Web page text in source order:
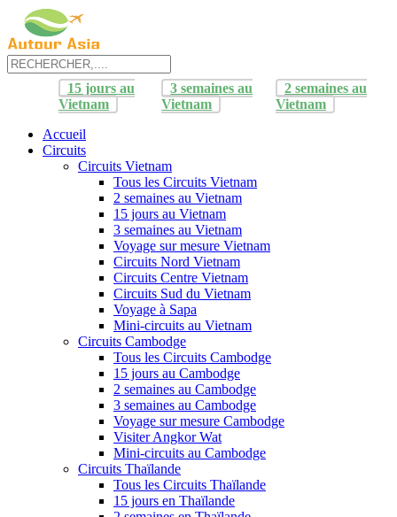
15 jours au
Vietnam
3 semaines au
Vietnam
2 semaines au
Vietnam
Accueil
Circuits
Circuits Vietnam
Tous les Circuits Vietnam
2 semaines au Vietnam
15 jours au Vietnam
3 semaines au Vietnam
Voyage sur mesure Vietnam
Circuits Nord Vietnam
Circuits Centre Vietnam
Circuits Sud du Vietnam
Voyage à Sapa
Mini-circuits au Vietnam
Circuits Cambodge
Tous les Circuits Cambodge
15 jours au Cambodge
2 semaines au Cambodge
3 semaines au Cambodge
Voyage sur mesure Cambodge
Visiter Angkor Wat
Mini-circuits au Cambodge
Circuits Thaïlande
Tous les Circuits Thaïlande
15 jours en Thaïlande